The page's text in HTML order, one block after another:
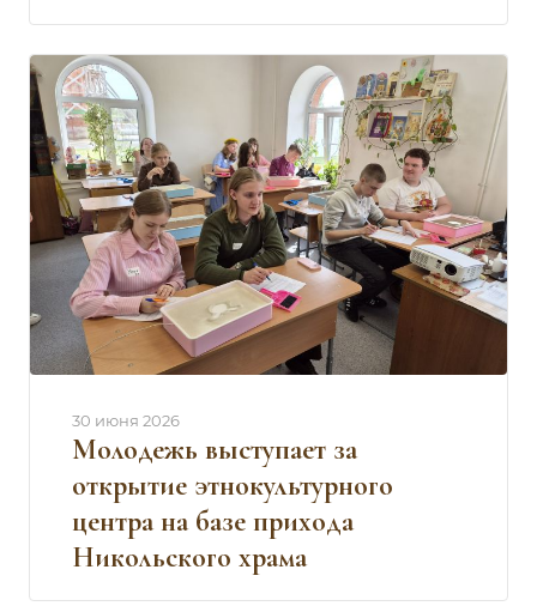
Молодежь выступает за
открытие этнокультурного
центра на базе прихода
Никольского храма
30 июня 2026